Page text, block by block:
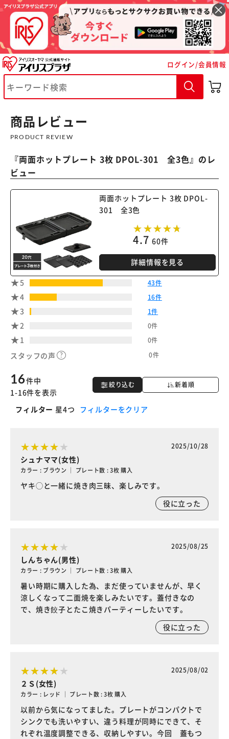
ログイン/会員情報
商品レビュー
PRODUCT REVIEW
『両面ホットプレート 3枚 DPOL-301 全3色』のレ
ビュー
両面ホットプレート 3枚 DPOL-
301 全3色
4.7 60件
詳細情報を見る
5 43件
4 16件
3 1件
2 0件
1 0件
スタッフの声 0件
絞り込む 新着順
16件中
1-16件を表示
フィルター 星4つ フィルターをクリア
2025/10/28
シュナママ(女性)
カラー : ブラウン ｜ プレート数 : 3枚 購入
ヤキ◯と一緒に焼き肉三昧、楽しみです。
役に立った
2025/08/25
しんちゃん(男性)
カラー : ブラウン ｜ プレート数 : 3枚 購入
暑い時期に購入した為、まだ使っていませんが、早く
涼しくなって二面焼を楽しみたいです。蓋付きなの
で、焼き餃子とたこ焼きパーティーしたいです。
役に立った
2025/08/02
２Ｓ(女性)
カラー : レッド ｜ プレート数 : 3枚 購入
以前から気になってました。プレートがコンパクトで
シンクでも洗いやすい、違う料理が同時にできて、そ
れぞれ温度調整できる、収納しやすい。今回 蓋もつ
※ご確認ください
購入手続きへ